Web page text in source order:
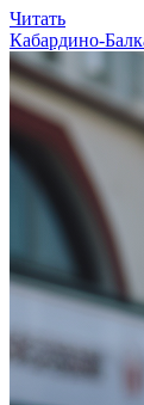
Читать
Кабардино-